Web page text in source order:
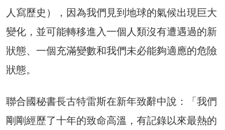
人寫歷史），因為我們見到地球的氣候出現巨大
變化，並可能轉移進入一個人類沒有遭遇過的新
狀態、一個充滿變數和我們未必能夠適應的危險
狀態。
聯合國秘書長古特雷斯在新年致辭中說：「我們
剛剛經歷了十年的致命高溫，有記錄以來最熱的